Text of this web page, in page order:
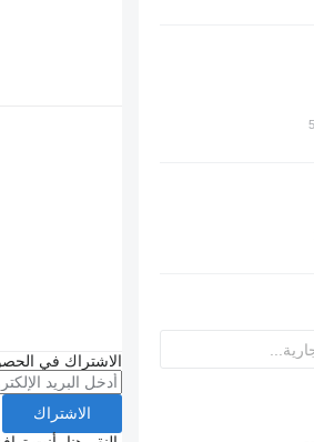
الاشتراك في
الاشتراك